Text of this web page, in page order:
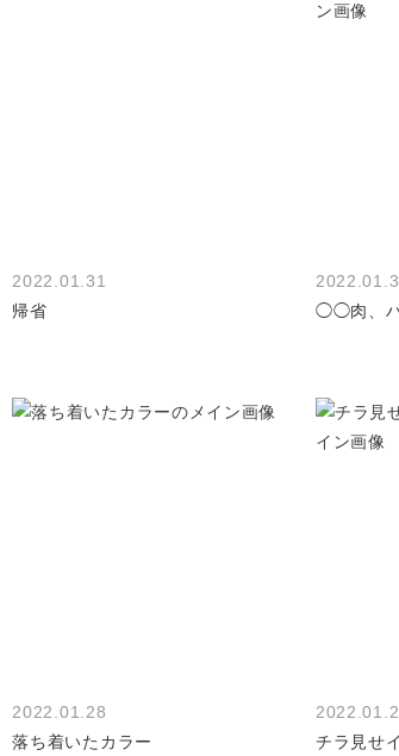
2022.01.31
帰省
◯◯肉、ハ
2022.01.28
落ち着いたカラー
チラ見せ